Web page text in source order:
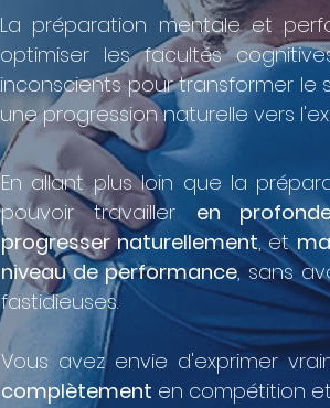
La préparation mentale et
optimiser les facultés
inconscients pour transformer le
une progression naturelle vers
​En allant plus loin que la
pouvoir travailler en
progresser naturellement, et
niveau de performance, sans
fastidieuses.
Vous avez envie d'exprimer
complètement en compétition